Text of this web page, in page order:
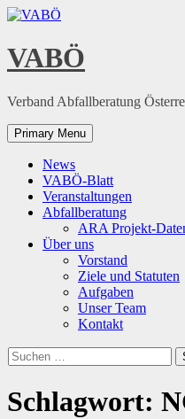
Skip
content
VABÖ
Verband Abfallberatung
Primary Menu
News
VABÖ-Blatt
Veranstaltungen
Abfallberatung
ARA Projekt-
Über uns
Vorstand
Ziele und Statuten
Aufgaben
Unser Team
Kontakt
Suchen
nach:
Schlagwort: